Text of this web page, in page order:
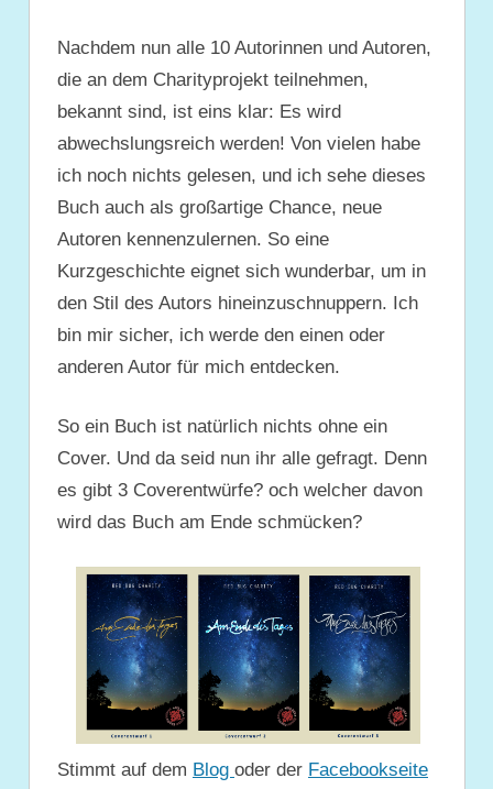
Nachdem nun alle 10 Autorinnen und Autoren,
die an dem Charityprojekt teilnehmen,
bekannt sind, ist eins klar: Es wird
abwechslungsreich werden! Von vielen habe
ich noch nichts gelesen, und ich sehe dieses
Buch auch als großartige Chance, neue
Autoren kennenzulernen. So eine
Kurzgeschichte eignet sich wunderbar, um in
den Stil des Autors hineinzuschnuppern. Ich
bin mir sicher, ich werde den einen oder
anderen Autor für mich entdecken.
So ein Buch ist natürlich nichts ohne ein
Cover. Und da seid nun ihr alle gefragt. Denn
es gibt 3 Coverentwürfe? och welcher davon
wird das Buch am Ende schmücken?
Stimmt auf dem Blog oder der Facebookseite